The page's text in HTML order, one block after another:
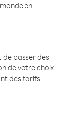
en
de passer des
de votre choix
des tarifs